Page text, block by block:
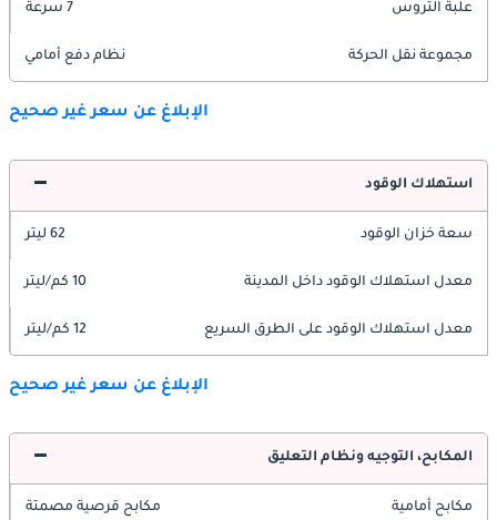
علبة التروس 7 سرعة
مجموعة نقل الحركة نظام دفع أمامي
الإبلاغ عن سعر غير صحيح
استهلاك الوقود
سعة خزان الوقود 62 ليتر
معدل استهلاك الوقود داخل المدينة 10 كم/ليتر
معدل استهلاك الوقود على الطرق السريع 12 كم/ليتر
الإبلاغ عن سعر غير صحيح
المكابح، التوجيه ونظام التعليق
مكابح أمامية مكابح قرصية مصمتة